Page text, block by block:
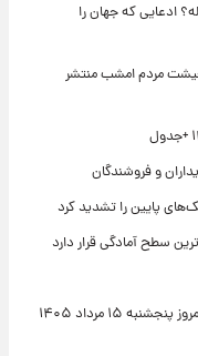
انسان در دستان یک نوجوان ۱۵ ساله؟ ادعایی که جهان را
مردم امشب منتشر
و فروشندگان
پایین را تشدید کرد
سطح آمادگی قرار دارد
تغییر تند قیمت محصولات ایران‌خودرو و سایپا امروز پنجشنبه ۱۵ مرداد ۱۴۰۵